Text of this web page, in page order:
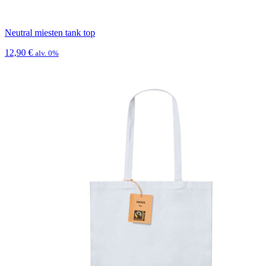
Neutral miesten tank top
12,90 € alv. 0%